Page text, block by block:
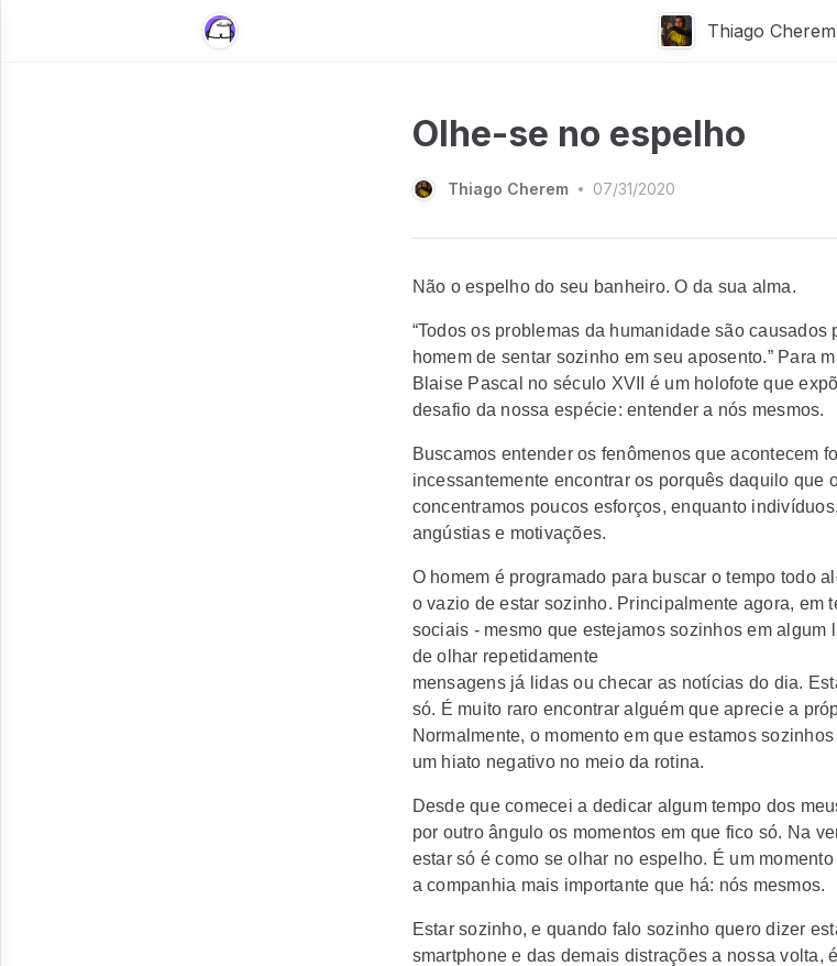
Thiago Cherem
Olhe-se no espelho
Thiago Cherem • 07/31/2020
Não o espelho do seu banheiro. O da sua alma.
“Todos os problemas da humanidade são
homem de sentar sozinho em seu aposento.” Para
Blaise Pascal no século XVII é um holofote que
desafio da nossa espécie: entender a nós mesmos.
Buscamos entender os fenômenos que acontecem
incessantemente encontrar os porquês daquilo que
concentramos poucos esforços, enquanto
angústias e motivações.
O homem é programado para buscar o tempo todo
o vazio de estar sozinho. Principalmente agora, em
sociais - mesmo que estejamos sozinhos em algum
de olhar repetidamente
mensagens já lidas ou checar as notícias do dia.
só. É muito raro encontrar alguém que aprecie a
Normalmente, o momento em que estamos
um hiato negativo no meio da rotina.
Desde que comecei a dedicar algum tempo dos
por outro ângulo os momentos em que fico só. Na
estar só é como se olhar no espelho. É um
a companhia mais importante que há: nós mesmos.
Estar sozinho, e quando falo sozinho quero dizer
smartphone e das demais distrações a nossa volta,